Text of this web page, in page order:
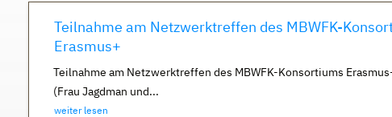
Teilnahme am Netzwerktreffen des MBWFK-
Erasmus+
Teilnahme am Netzwerktreffen des MBWFK-Konsortiums
(Frau Jagdman und...
weiter lesen